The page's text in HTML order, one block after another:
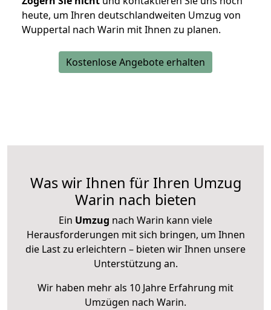
heute, um Ihren deutschlandweiten Umzug von
Wuppertal nach Warin mit Ihnen zu planen.
Kostenlose Angebote erhalten
Was wir Ihnen für Ihren Umzug
Warin nach bieten
Ein Umzug nach Warin kann viele
Herausforderungen mit sich bringen, um Ihnen
die Last zu erleichtern – bieten wir Ihnen unsere
Unterstützung an.
Wir haben mehr als 10 Jahre Erfahrung mit
Umzügen nach Warin.